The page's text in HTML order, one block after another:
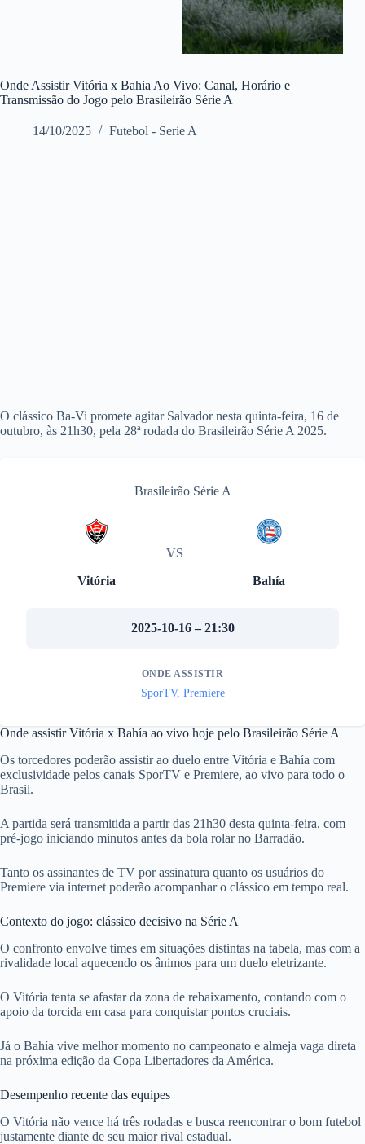
Onde Assistir Vitória x Bahia Ao Vivo: Canal, Horário e
Transmissão do Jogo pelo Brasileirão Série A
14/10/2025 Futebol - Serie A
O clássico Ba-Vi promete agitar Salvador nesta quinta-feira, 16 de
outubro, às 21h30, pela 28ª rodada do Brasileirão Série A 2025.
Brasileirão Série A
Vitória
VS
Bahía
2025-10-16 – 21:30
ONDE ASSISTIR
SporTV, Premiere
Onde assistir Vitória x Bahía ao vivo hoje pelo Brasileirão Série A
Os torcedores poderão assistir ao duelo entre Vitória e Bahía com
exclusividade pelos canais SporTV e Premiere, ao vivo para todo o
Brasil.
A partida será transmitida a partir das 21h30 desta quinta-feira, com
pré-jogo iniciando minutos antes da bola rolar no Barradão.
Tanto os assinantes de TV por assinatura quanto os usuários do
Premiere via internet poderão acompanhar o clássico em tempo real.
Contexto do jogo: clássico decisivo na Série A
O confronto envolve times em situações distintas na tabela, mas com a
rivalidade local aquecendo os ânimos para um duelo eletrizante.
O Vitória tenta se afastar da zona de rebaixamento, contando com o
apoio da torcida em casa para conquistar pontos cruciais.
Já o Bahía vive melhor momento no campeonato e almeja vaga direta
na próxima edição da Copa Libertadores da América.
Desempenho recente das equipes
O Vitória não vence há três rodadas e busca reencontrar o bom futebol
justamente diante de seu maior rival estadual.